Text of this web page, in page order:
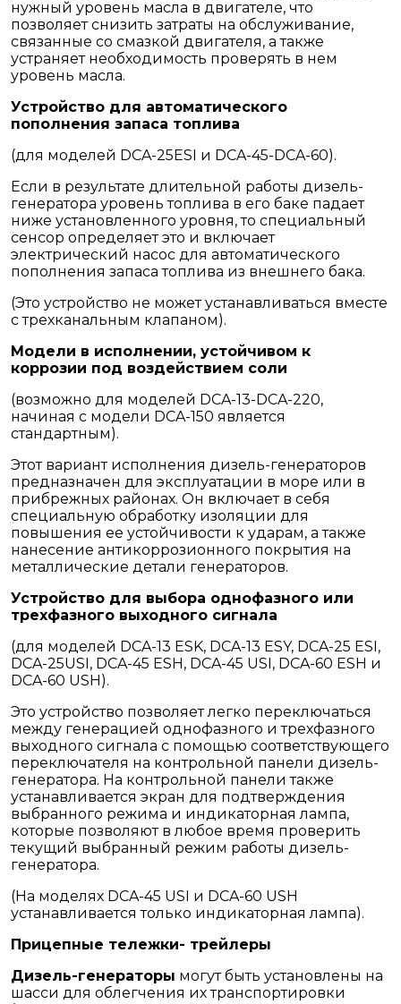
нужный уровень масла в двигателе, что
позволяет снизить затраты на обслуживание,
связанные со смазкой двигателя, а также
устраняет необходимость проверять в нем
уровень масла.
Устройство для автоматического
пополнения запаса топлива
(для моделей DCA-25ESI и DCA-45-DCA-60).
Если в результате длительной работы дизель-
генератора уровень топлива в его баке падает
ниже установленного уровня, то специальный
сенсор определяет это и включает
электрический насос для автоматического
пополнения запаса топлива из внешнего бака.
(Это устройство не может устанавливаться вместе
с трехканальным клапаном).
Модели в исполнении, устойчивом к
коррозии под воздействием соли
(возможно для моделей DCA-13-DCA-220,
начиная с модели DCA-150 является
стандартным).
Этот вариант исполнения дизель-генераторов
предназначен для эксплуатации в море или в
прибрежных районах. Он включает в себя
специальную обработку изоляции для
повышения ее устойчивости к ударам, а также
нанесение антикоррозионного покрытия на
металлические детали генераторов.
Устройство для выбора однофазного или
трехфазного выходного сигнала
(для моделей DCA-13 ESK, DCA-13 ESY, DCA-25 ESI,
DCA-25USI, DCA-45 ESH, DCA-45 USI, DCA-60 ESH и
DCA-60 USH).
Это устройство позволяет легко переключаться
между генерацией однофазного и трехфазного
выходного сигнала с помощью соответствующего
переключателя на контрольной панели дизель-
генератора. На контрольной панели также
устанавливается экран для подтверждения
выбранного режима и индикаторная лампа,
которые позволяют в любое время проверить
текущий выбранный режим работы дизель-
генератора.
(На моделях DCA-45 USI и DCA-60 USH
устанавливается только индикаторная лампа).
Прицепные тележки- трейлеры
Дизель-генераторы могут быть установлены на
шасси для облегчения их транспортировки